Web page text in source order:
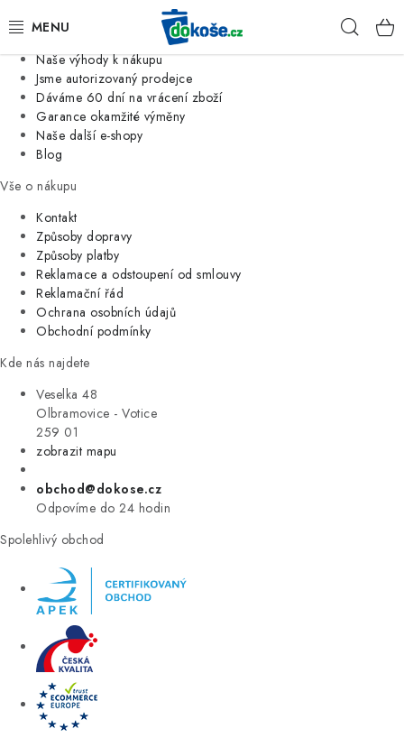
Jsme tradiční česká firma
Naše výhody k nákupu
Jsme autorizovaný prodejce
Dáváme 60 dní na vrácení zboží
Garance okamžité výměny
Naše další e-shopy
Blog
Vše o nákupu
Kontakt
Způsoby dopravy
Způsoby platby
Reklamace a odstoupení od smlouvy
Reklamační řád
Ochrana osobních údajů
Obchodní podmínky
Kde nás najdete
Veselka 48
Olbramovice - Votice
259 01
zobrazit mapu
obchod@dokose.cz
Odpovíme do 24 hodin
Spolehlivý obchod
KOŠE
SÁČKY
KUCHYNĚ
ORGANIZACE
DOMÁCNOST
ÚKLID
VÝPRODEJ
ZNAČKY
Úvod Kontakt Blog
Moje objednávka